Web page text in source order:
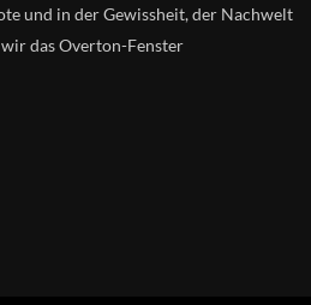
und in der Gewissheit, der Nachwelt
das Overton-Fenster